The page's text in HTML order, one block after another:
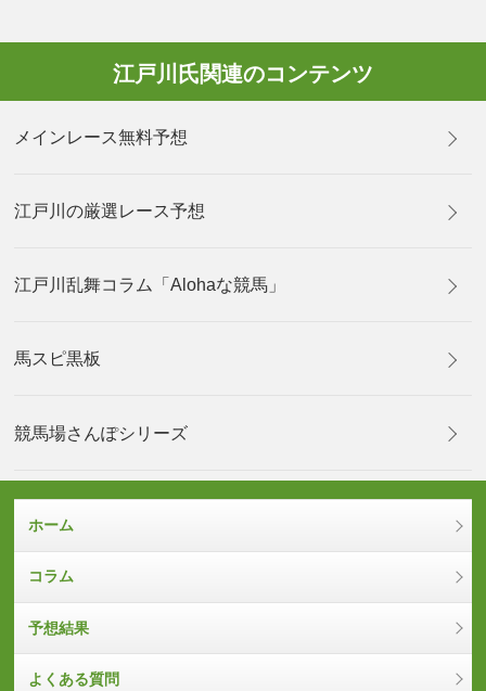
江戸川氏関連のコンテンツ
メインレース無料予想
江戸川の厳選レース予想
江戸川乱舞コラム「Alohaな競馬」
馬スピ黒板
競馬場さんぽシリーズ
ホーム
コラム
予想結果
よくある質問